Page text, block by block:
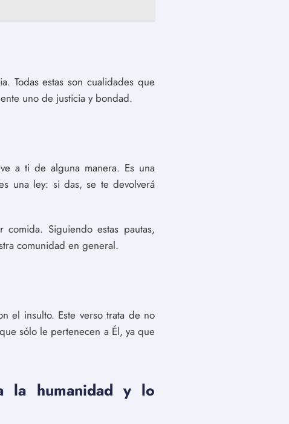
Todas estas son cualidades que
uno de justicia y bondad.
a ti de alguna manera. Es una
una ley: si das, se te devolverá
Siguiendo estas pautas,
comunidad en general.
el insulto. Este verso trata de no
sólo le pertenecen a Él, ya que
la humanidad y lo